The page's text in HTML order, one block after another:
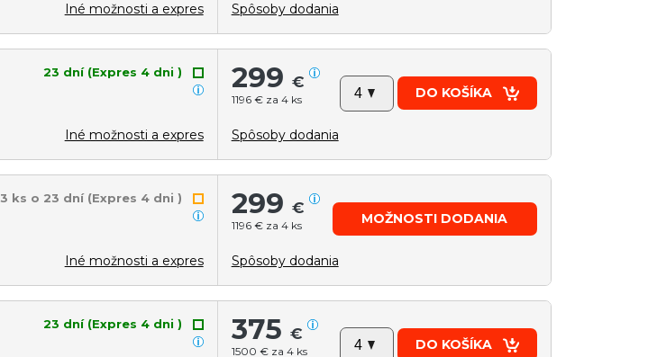
Iné možnosti a expres Spôsoby dodania
23 dní (Expres 4 dni )
Iné možnosti a expres
299 €
1196 € za 4 ks DO KOŠÍKA
Spôsoby dodania
3 ks o 23 dní (Expres 4 dni )
Iné možnosti a expres
299 €
1196 € za 4 ks MOŽNOSTI DODANIA
Spôsoby dodania
23 dní (Expres 4 dni ) 375 €
1500 € za 4 ks DO KOŠÍKA